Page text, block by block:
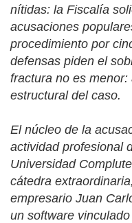
nítidas: la Fiscalía
acusaciones
procedimiento por
defensas piden el
fractura no es
estructural del caso.
El núcleo de la
actividad profesional
Universidad
cátedra
empresario Juan
un software